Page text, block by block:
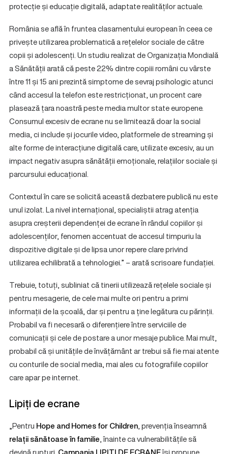
protecție și educație digitală, adaptate realităților actuale.
România se află în fruntea clasamentului european în ceea ce
privește utilizarea problematică a rețelelor sociale de către
copii și adolescenți. Un studiu realizat de Organizația Mondială
a Sănătății arată că peste 22% dintre copiii români cu vârste
între 11 și 15 ani prezintă simptome de sevraj psihologic atunci
când accesul la telefon este restricționat, un procent care
plasează țara noastră peste media multor state europene.
Consumul excesiv de ecrane nu se limitează doar la social
media, ci include și jocurile video, platformele de streaming și
alte forme de interacțiune digitală care, utilizate excesiv, au un
impact negativ asupra sănătății emoționale, relațiilor sociale și
parcursului educațional.
Contextul în care se solicită această dezbatere publică nu este
unul izolat. La nivel internațional, specialiștii atrag atenția
asupra creșterii dependenței de ecrane în rândul copiilor și
adolescenților, fenomen accentuat de accesul timpuriu la
dispozitive digitale și de lipsa unor repere clare privind
utilizarea echilibrată a tehnologiei.” – arată scrisoare fundației.
Trebuie, totuți, subliniat că tinerii utilizează rețelele sociale și
pentru mesagerie, de cele mai multe ori pentru a primi
informații de la școală, dar și pentru a ține legătura cu părinții.
Probabil va fi necesară o diferențiere între serviciile de
comunicații și cele de postare a unor mesaje publice. Mai mult,
probabil că și unitățile de învățământ ar trebui să fie mai atente
cu conturile de social media, mai ales cu fotografiile copiilor
care apar pe internet.
Lipiți de ecrane
„Pentru Hope and Homes for Children, prevenția înseamnă
relații sănătoase în familie, înainte ca vulnerabilitățile să